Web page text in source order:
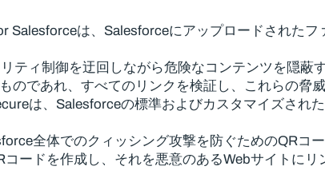
Salesforceは、Salesforceにアップロードされた
ティ制御を迂回しながら危険なコンテンツを隠蔽
であれ、すべてのリンクを検証し、これらの脅
は、Salesforceの標準およびカスタマイズされ
全体でのクィッシング攻撃を防ぐためのQRコ
ードを作成し、それを悪意のあるWebサイトに